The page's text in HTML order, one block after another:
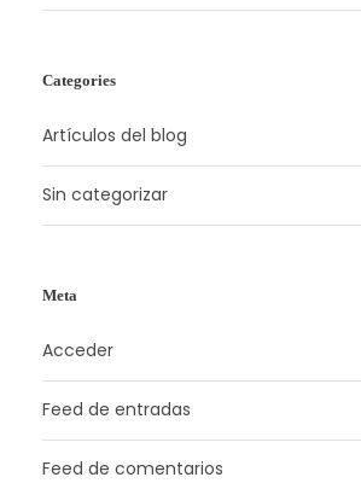
Categories
Artículos del blog
Sin categorizar
Meta
Acceder
Feed de entradas
Feed de comentarios